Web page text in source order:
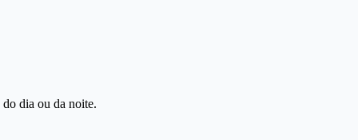
dia ou da noite.